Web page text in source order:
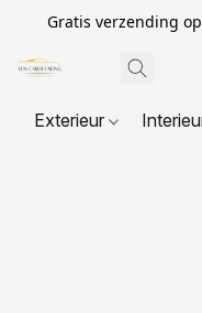
Gratis verzending
Exterieur